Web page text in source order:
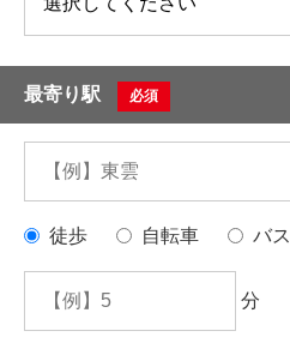
最寄り駅 必須
徒歩 自転車 バス
分